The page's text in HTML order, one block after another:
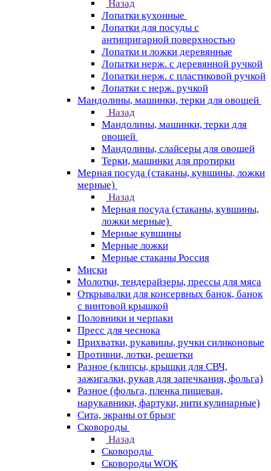
Назад
Лопатки кухонные
Лопатки для посуды с
антипригарной поверхностью
Лопатки и ложки деревянные
Лопатки нерж. с деревянной ручкой
Лопатки нерж. с пластиковой ручкой
Лопатки с нерж. ручкой
Мандолины, машинки, терки для овощей
Назад
Мандолины, машинки, терки для
овощей
Мандолины, слайсеры для овощей
Терки, машинки для протирки
Мерная посуда (стаканы, кувшины, ложки
мерные)
Назад
Мерная посуда (стаканы, кувшины,
ложки мерные)
Мерные кувшины
Мерные ложки
Мерные стаканы Россия
Миски
Молотки, тендерайзеры, прессы для мяса
Открывалки для консервных банок, банок
с винтовой крышкой
Половники и черпаки
Пресс для чеснока
Прихватки, рукавицы, ручки силиконовые
Противни, лотки, решетки
Разное (клипсы, крышки для СВЧ,
зажигалки, рукав для запечкания, фольга)
Разное (фольга, пленка пищевая,
нарукавники, фартуки, нити кулинарные)
Сита, экраны от брызг
Сковороды
Назад
Сковороды
Сковороды WOK